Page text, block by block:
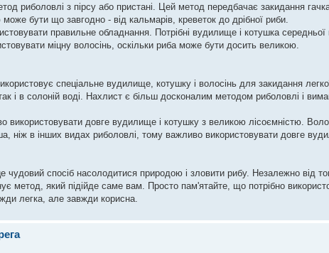
риболовлі з пірсу або пристані. Цей метод передбачає закидання
бути що завгодно - від кальмарів, креветок до дрібної риби.
правильне обладнання. Потрібні вудилище і котушка
міцну волосінь, оскільки риба може бути досить великою.
спеціальне вудилище, котушку і волосінь для закидання
і в солоній воді. Нахлист є більш досконалим методом риболовлі і
використовувати довге вудилище і котушку з великою лісоємністю.
ніж в інших видах риболовлі, тому важливо використовувати довге
чудовий спосіб насолодитися природою і зловити рибу. Незалежно від
метод, який підійде саме вам. Просто пам'ятайте, що потрібно
легка, але завжди корисна.